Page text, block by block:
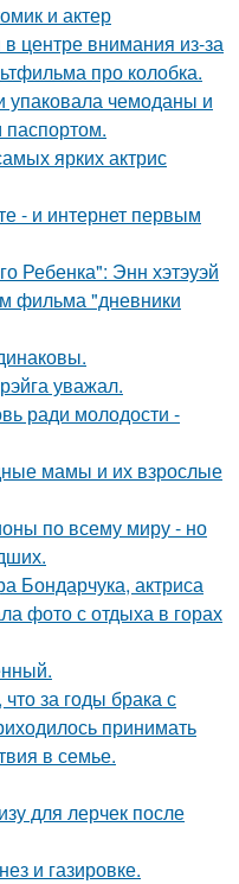
и актер
центре внимания из-за
про колобка.
упаковала чемоданы и
паспортом.
ярких актрис
- и интернет первым
Ребенка": Энн хэтэуэй
фильма "дневники
уважал.
ради молодости -
мамы и их взрослые
по всему миру - но
Бондарчука, актриса
фото с отдыха в горах
за годы брака с
принимать
в семье.
для лерчек после
и газировке.